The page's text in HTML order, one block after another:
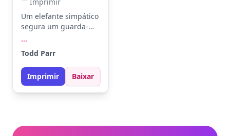
Um elefante simpático
segura um guarda-
redor. Use azul para o
céu e amarelo para o
guarda-chuva.
Experimente adicionar
...
Todd Parr
Imprimir Baixar